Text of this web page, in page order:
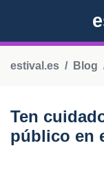
estival.es Blog
Ten
público en